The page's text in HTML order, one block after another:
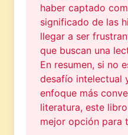
haber captado
significado de las
llegar a ser
que buscan una
En resumen, si no
desafío intelectual
enfoque más
literatura, este
mejor opción para